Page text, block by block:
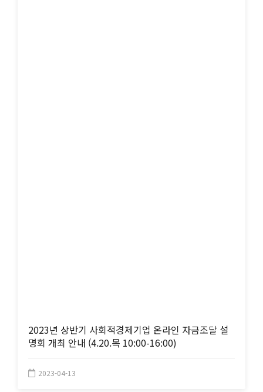
2023년 상반기 사회적경제기업 온라인 자금조달 설
명회 개최 안내 (4.20.목 10:00-16:00)
2023-04-13